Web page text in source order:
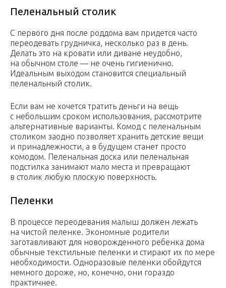
Пеленальный столик
С первого дня после роддома вам придется часто
переодевать грудничка, несколько раз в день.
Делать это на кровати или диване неудобно,
на обычном столе — не очень гигиенично.
Идеальным выходом становится специальный
пеленальный столик.
Если вам не хочется тратить деньги на вещь
с небольшим сроком использования, рассмотрите
альтернативные варианты. Комод с пеленальным
столиком заодно позволяет хранить детские вещи
и принадлежности, а в будущем станет просто
комодом. Пеленальная доска или пеленальная
подстилка занимают мало места и превращают
в столик любую плоскую поверхность.
Пеленки
В процессе переодевания малыш должен лежать
на чистой пеленке. Экономные родители
заготавливают для новорожденного ребенка дома
обычные текстильные пеленки и стирают их по мере
необходимости. Одноразовые пеленки обойдутся
немного дороже, но, конечно, они гораздо
практичнее.